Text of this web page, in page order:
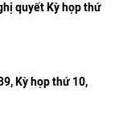
quyết Kỳ họp thứ
Kỳ họp thứ 10,